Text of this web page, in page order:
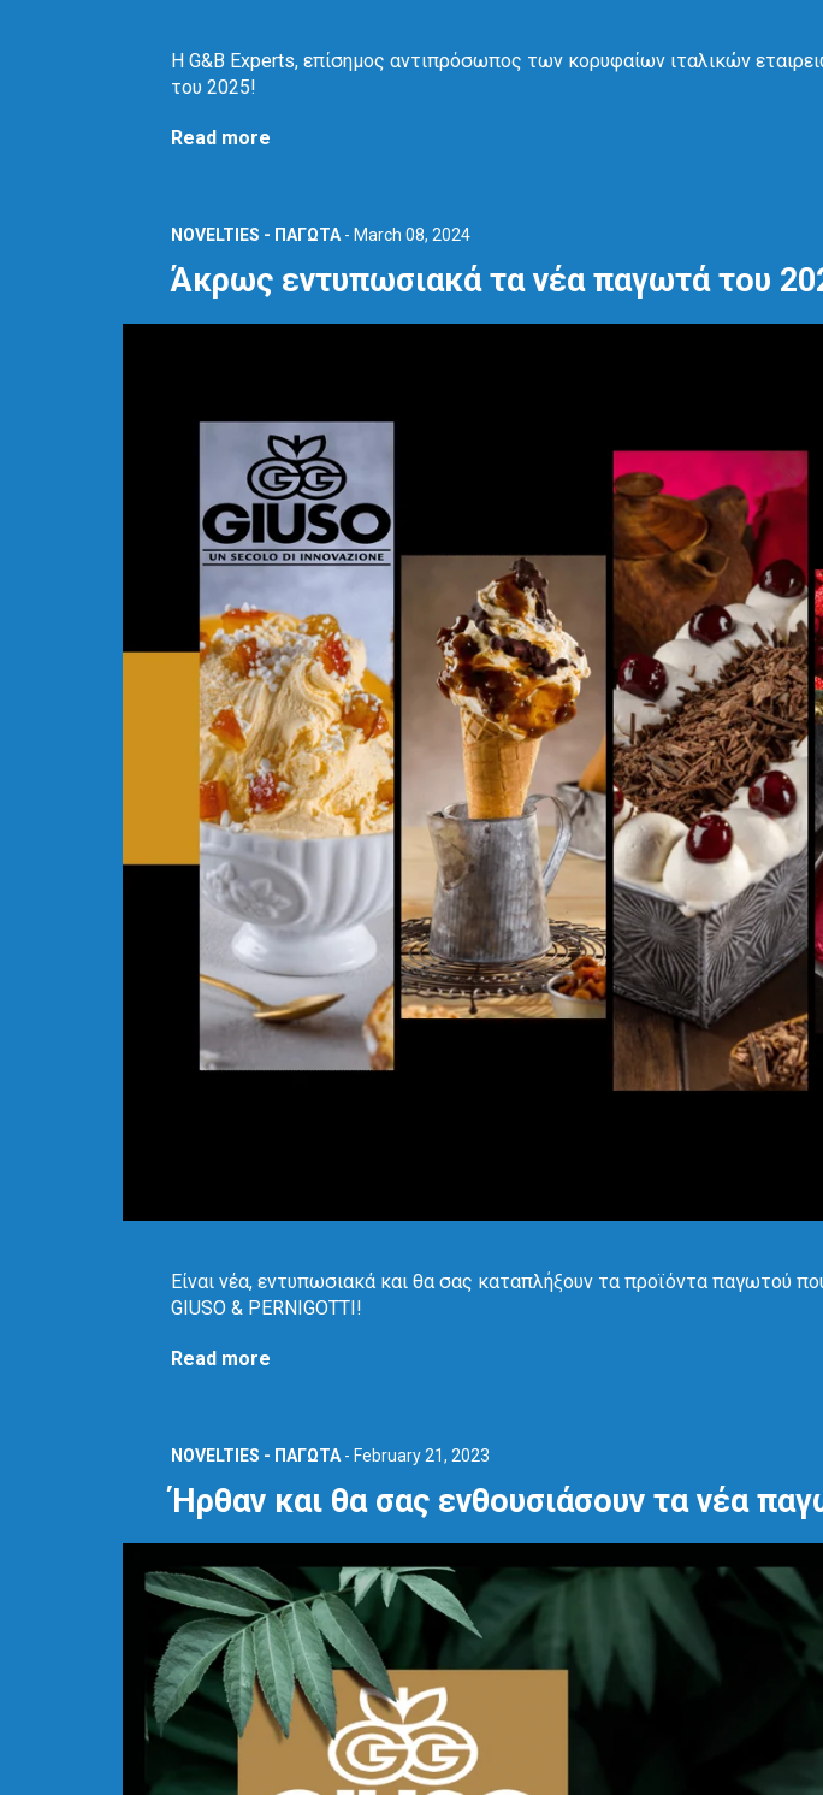
Η G&B Experts, επίσημος αντιπρόσωπος των κορυφαίων ιταλικών
του 2025!
Read more
NOVELTIES - ΠΑΓΩΤΑ - March 08, 2024
Άκρως εντυπωσιακά τα νέα παγωτά του
Είναι νέα, εντυπωσιακά και θα σας καταπλήξουν τα προϊόντα παγωτού
GIUSO & PERNIGOTTI!
Read more
NOVELTIES - ΠΑΓΩΤΑ - February 21, 2023
Ήρθαν και θα σας ενθουσιάσουν τα νέα